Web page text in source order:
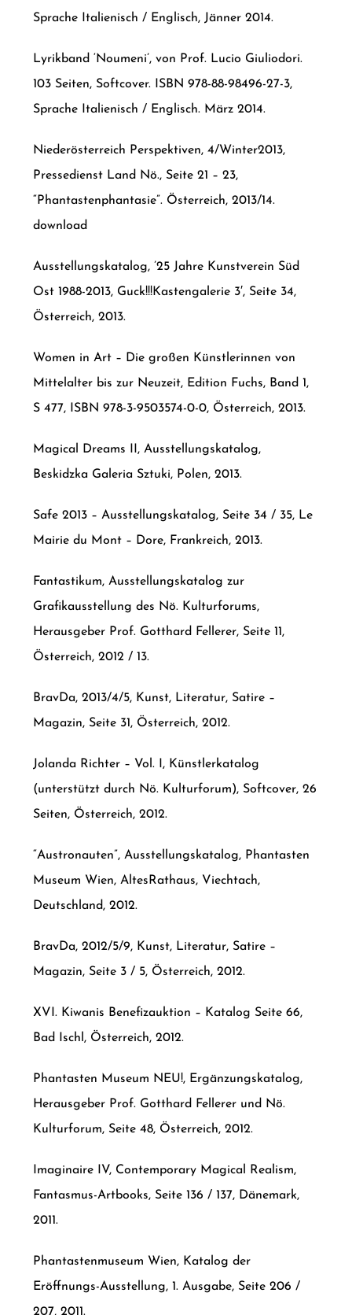
Sprache Italienisch / Englisch, Jänner 2014.
Lyrikband ‘Noumeni’, von Prof. Lucio Giuliodori.
103 Seiten, Softcover. ISBN 978-88-98496-27-3,
Sprache Italienisch / Englisch. März 2014.
Niederösterreich Perspektiven, 4/Winter2013,
Pressedienst Land Nö., Seite 21 – 23,
“Phantastenphantasie”. Österreich, 2013/14.
download
Ausstellungskatalog, ’25 Jahre Kunstverein Süd
Ost 1988-2013, Guck!!!Kastengalerie 3′, Seite 34,
Österreich, 2013.
Women in Art – Die großen Künstlerinnen von
Mittelalter bis zur Neuzeit, Edition Fuchs, Band 1,
S 477, ISBN 978-3-9503574-0-0, Österreich, 2013.
Magical Dreams II, Ausstellungskatalog,
Beskidzka Galeria Sztuki, Polen, 2013.
Safe 2013 – Ausstellungskatalog, Seite 34 / 35, Le
Mairie du Mont – Dore, Frankreich, 2013.
Fantastikum, Ausstellungskatalog zur
Grafikausstellung des Nö. Kulturforums,
Herausgeber Prof. Gotthard Fellerer, Seite 11,
Österreich, 2012 / 13.
BravDa, 2013/4/5, Kunst, Literatur, Satire –
Magazin, Seite 31, Österreich, 2012.
Jolanda Richter – Vol. I, Künstlerkatalog
(unterstützt durch Nö. Kulturforum), Softcover, 26
Seiten, Österreich, 2012.
“Austronauten”, Ausstellungskatalog, Phantasten
Museum Wien, AltesRathaus, Viechtach,
Deutschland, 2012.
BravDa, 2012/5/9, Kunst, Literatur, Satire –
Magazin, Seite 3 / 5, Österreich, 2012.
XVI. Kiwanis Benefizauktion – Katalog Seite 66,
Bad Ischl, Österreich, 2012.
Phantasten Museum NEU!, Ergänzungskatalog,
Herausgeber Prof. Gotthard Fellerer und Nö.
Kulturforum, Seite 48, Österreich, 2012.
Imaginaire IV, Contemporary Magical Realism,
Fantasmus-Artbooks, Seite 136 / 137, Dänemark,
2011.
Phantastenmuseum Wien, Katalog der
Eröffnungs-Ausstellung, 1. Ausgabe, Seite 206 /
207, 2011.